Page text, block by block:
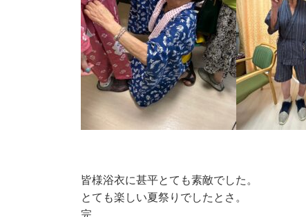
皆様浴衣に甚平とても素敵でした。
とても楽しい夏祭りでしたとさ。
完